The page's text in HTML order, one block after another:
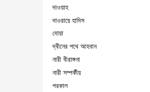
দাওয়াহ
দাওরায়ে হাদিস
দোয়া
দ্বীনের পথে আহবান
নারী বীরাঙ্গনা
নারী সম্পর্কীয়
পরকাল